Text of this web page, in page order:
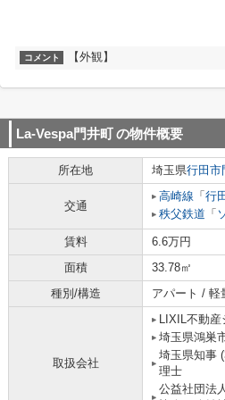
コメント 【外観】
La-Vespa門井町の物件概要
所在地 埼玉県行田市
交通
高崎線 「 行田
秩父鉄道 「
賃料 6.6万円
面積
33.78㎡
種別/構造
アパート / 軽
取扱会社
LIXIL不動
埼玉県鴻巣
埼玉県知事
理士
公益社団法